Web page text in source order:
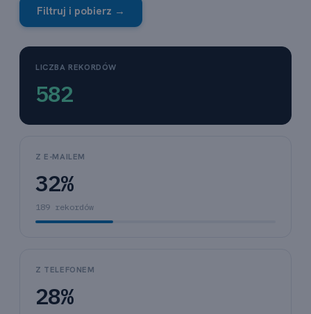
Filtruj i pobierz →
LICZBA REKORDÓW
582
Z E-MAILEM
32%
189 rekordów
Z TELEFONEM
28%